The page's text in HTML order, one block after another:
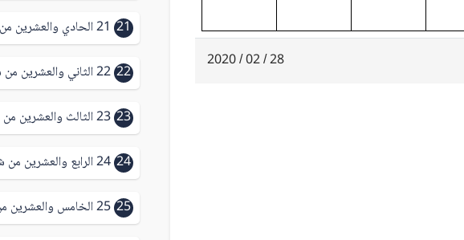
28 / 02 / 2020
21 21 الحادي والعشرين من شباط
22 22 الثاني والعشرين من شباط
23 23 الثالث والعشرين من شباط
24 24 الرابع والعشرين من شباط
25 25 الخامس والعشرين من شباط